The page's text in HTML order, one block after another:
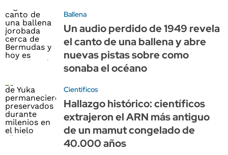
Ballena
Un audio perdido de 1949 revela
el canto de una ballena y abre
nuevas pistas sobre como
sonaba el océano
Científicos
Hallazgo histórico: científicos
extrajeron el ARN más antiguo
de un mamut congelado de
40.000 años